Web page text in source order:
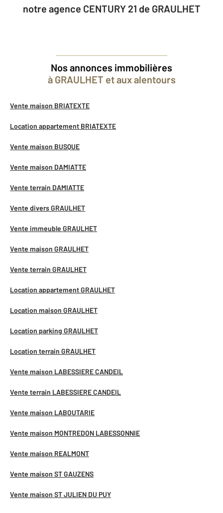
notre agence CENTURY 21 de GRAULHET
Nos annonces immobilières
à GRAULHET et aux alentours
Vente maison BRIATEXTE
Location appartement BRIATEXTE
Vente maison BUSQUE
Vente maison DAMIATTE
Vente terrain DAMIATTE
Vente divers GRAULHET
Vente immeuble GRAULHET
Vente maison GRAULHET
Vente terrain GRAULHET
Location appartement GRAULHET
Location maison GRAULHET
Location parking GRAULHET
Location terrain GRAULHET
Vente maison LABESSIERE CANDEIL
Vente terrain LABESSIERE CANDEIL
Vente maison LABOUTARIE
Vente maison MONTREDON LABESSONNIE
Vente maison REALMONT
Vente maison ST GAUZENS
Vente maison ST JULIEN DU PUY